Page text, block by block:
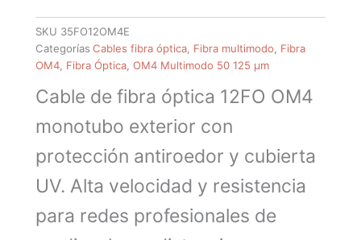
SKU 35FO12OM4E
Categorías Cables fibra óptica Fibra multimodo
Fibra
OM4 Fibra Óptica ,OM4 Multimodo 50 125 µm
Cable de fibra óptica 12FO OM4
monotubo exterior con
protección antiroedor y cubierta
UV. Alta velocidad y resistencia
para redes profesionales de